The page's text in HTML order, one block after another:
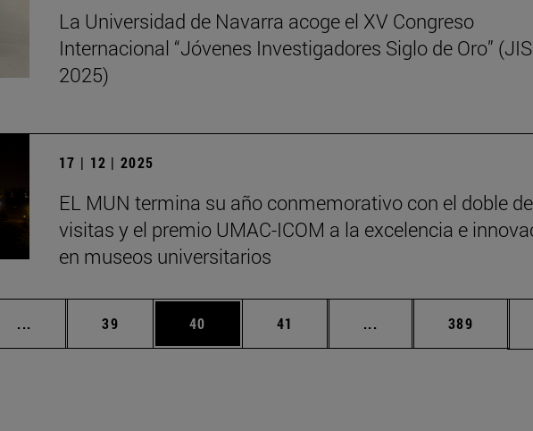
La Universidad de Navarra acoge el XV Congreso
Internacional “Jóvenes Investigadores Siglo de Oro”
2025)
17 | 12 | 2025
EL MUN termina su año conmemorativo con el doble de
visitas y el premio UMAC-ICOM a la excelencia e
en museos universitarios
... Páginas intermedias Use TAB para desplazarse.
Página
39 Página
40 Página
41 ... Páginas intermedias
Página
389